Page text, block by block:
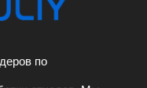
по